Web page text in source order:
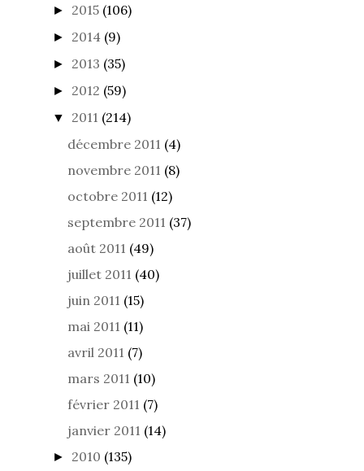
► 2015 (106)
► 2014 (9)
► 2013 (35)
► 2012 (59)
▼ 2011 (214)
décembre 2011 (4)
novembre 2011 (8)
octobre 2011 (12)
septembre 2011 (37)
août 2011 (49)
juillet 2011 (40)
juin 2011 (15)
mai 2011 (11)
avril 2011 (7)
mars 2011 (10)
février 2011 (7)
janvier 2011 (14)
► 2010 (135)